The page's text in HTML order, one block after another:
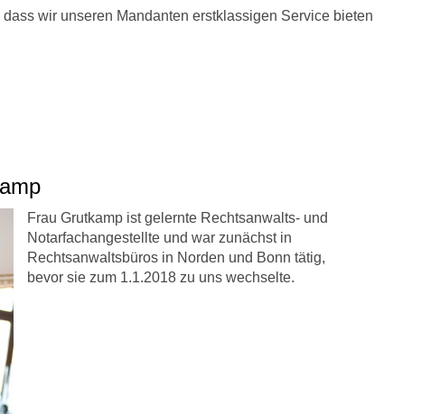
wir unseren Mandanten erstklassigen Service bieten
Frau Grutkamp ist gelernte Rechtsanwalts- und
Notarfachangestellte und war zunächst in
Rechtsanwaltsbüros in Norden und Bonn tätig,
bevor sie zum 1.1.2018 zu uns wechselte.